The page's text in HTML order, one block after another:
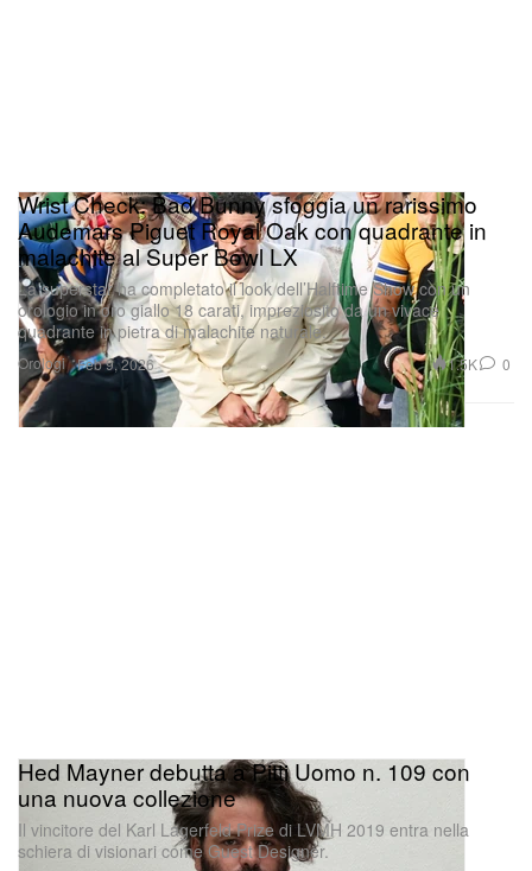
Orologi
Wrist Check: Bad Bunny sfoggia un rarissimo
Audemars Piguet Royal Oak con quadrante in
malachite al Super Bowl LX
La superstar ha completato il look dell’Halftime Show con un
orologio in oro giallo 18 carati, impreziosito da un vivace
quadrante in pietra di malachite naturale.
Feb 9, 2026 1.5K 0
Hed Mayner debutta a Pitti Uomo n. 109 con
una nuova collezione
Il vincitore del Karl Lagerfeld Prize di LVMH 2019 entra nella
schiera di visionari come Guest Designer.